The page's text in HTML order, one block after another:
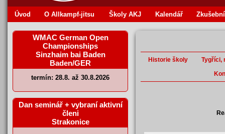
Úvod O Allkampf‐jitsu Školy AKJ Kalendář
Historie školy
Tygříci,
WMAC German Open
Championships
Sinzhaim bai Baden
Baden/GER
termín: 28.8. až 30.8.2026
Dan seminář + vybraní aktivní
členi
Strakonice